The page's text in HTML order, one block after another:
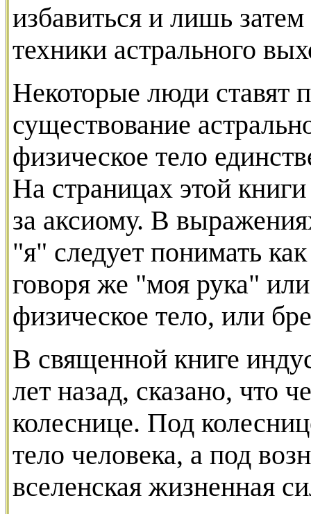
избавиться и лишь
техники астрального
Некоторые люди ставят
существование
физическое тело
На страницах этой
за аксиому. В
"я" следует понимать
говоря же "моя рука"
физическое тело, или
В священной книге
лет назад, сказано, что
колеснице. Под
тело человека, а под
вселенская жизненная